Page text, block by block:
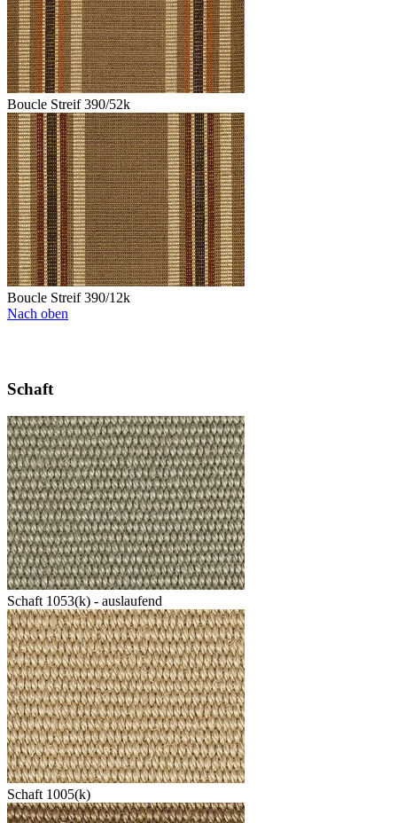
Boucle Streif 390/52k
Boucle Streif 390/12k
Nach oben
Schaft
Schaft 1053(k) - auslaufend
Schaft 1005(k)